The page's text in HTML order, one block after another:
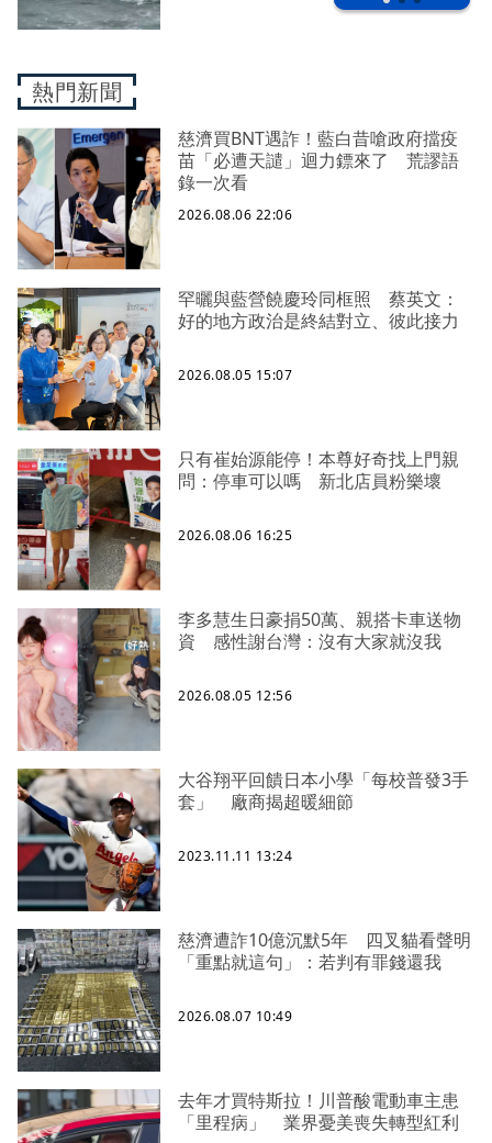
熱門新聞
慈濟買BNT遇詐！藍白昔嗆政府擋疫
苗「必遭天譴」迴力鏢來了 荒謬語
錄一次看
2026.08.06 22:06
罕曬與藍營饒慶玲同框照 蔡英文：
好的地方政治是終結對立、彼此接力
2026.08.05 15:07
只有崔始源能停！本尊好奇找上門親
問：停車可以嗎 新北店員粉樂壞
2026.08.06 16:25
李多慧生日豪捐50萬、親搭卡車送物
資 感性謝台灣：沒有大家就沒我
2026.08.05 12:56
大谷翔平回饋日本小學「每校普發3手
套」 廠商揭超暖細節
2023.11.11 13:24
慈濟遭詐10億沉默5年 四叉貓看聲明
「重點就這句」：若判有罪錢還我
2026.08.07 10:49
去年才買特斯拉！川普酸電動車主患
「里程病」 業界憂美喪失轉型紅利